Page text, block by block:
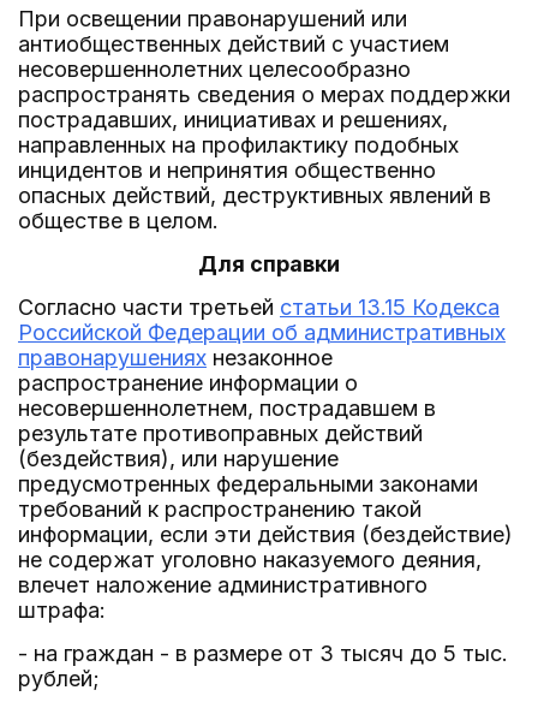
При освещении правонарушений или
антиобщественных действий с участием
несовершеннолетних целесообразно
распространять сведения о мерах поддержки
пострадавших, инициативах и решениях,
направленных на профилактику подобных
инцидентов и непринятия общественно
опасных действий, деструктивных явлений в
обществе в целом.
Для справки
Согласно части третьей статьи 13.15 Кодекса
Российской Федерации об административных
правонарушениях незаконное
распространение информации о
несовершеннолетнем, пострадавшем в
результате противоправных действий
(бездействия), или нарушение
предусмотренных федеральными законами
требований к распространению такой
информации, если эти действия (бездействие)
не содержат уголовно наказуемого деяния,
влечет наложение административного
штрафа:
- на граждан - в размере от 3 тысяч до 5 тыс.
рублей;